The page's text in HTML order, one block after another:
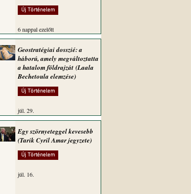
Új Történelem
6 nappal ezelőtt
Geostratégiai dosszié: a
háború, amely megváltoztatta
a hatalom földrajzát (Laala
Bechetoula elemzése)
Új Történelem
júl. 29.
Egy szörnyeteggel kevesebb
(Tarik Cyril Amar jegyzete)
Új Történelem
júl. 16.